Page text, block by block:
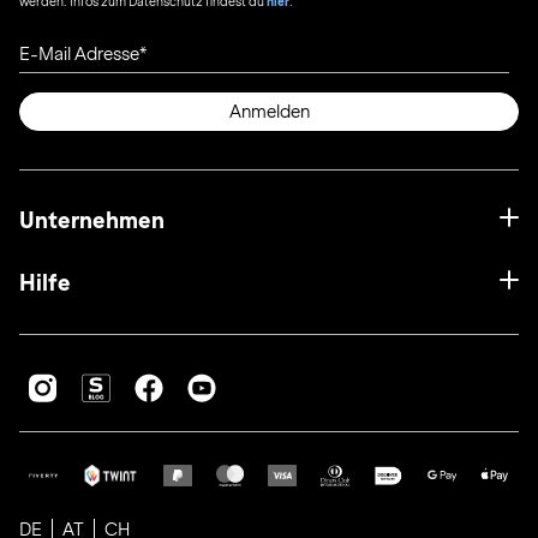
E-Mail Adresse
Anmelden
Unternehmen
Hilfe
DE AT CH